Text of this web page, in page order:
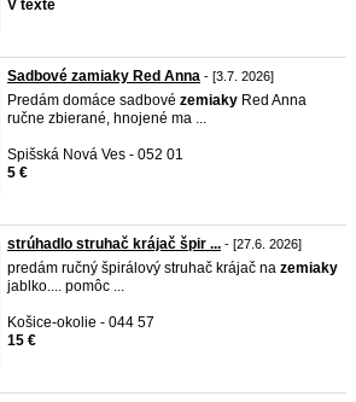
V texte
Sadbové zamiaky Red Anna - [3.7. 2026]
Predám domáce sadbové zemiaky Red Anna
ručne zbierané, hnojené ma ...
Spišská Nová Ves - 052 01
5 €
strúhadlo struhač krájač špir ... - [27.6. 2026]
predám ručný špirálový struhač krájač na zemiaky
jablko.... pomôc ...
Košice-okolie - 044 57
15 €